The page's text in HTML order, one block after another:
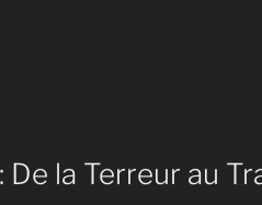
De la Terreur au